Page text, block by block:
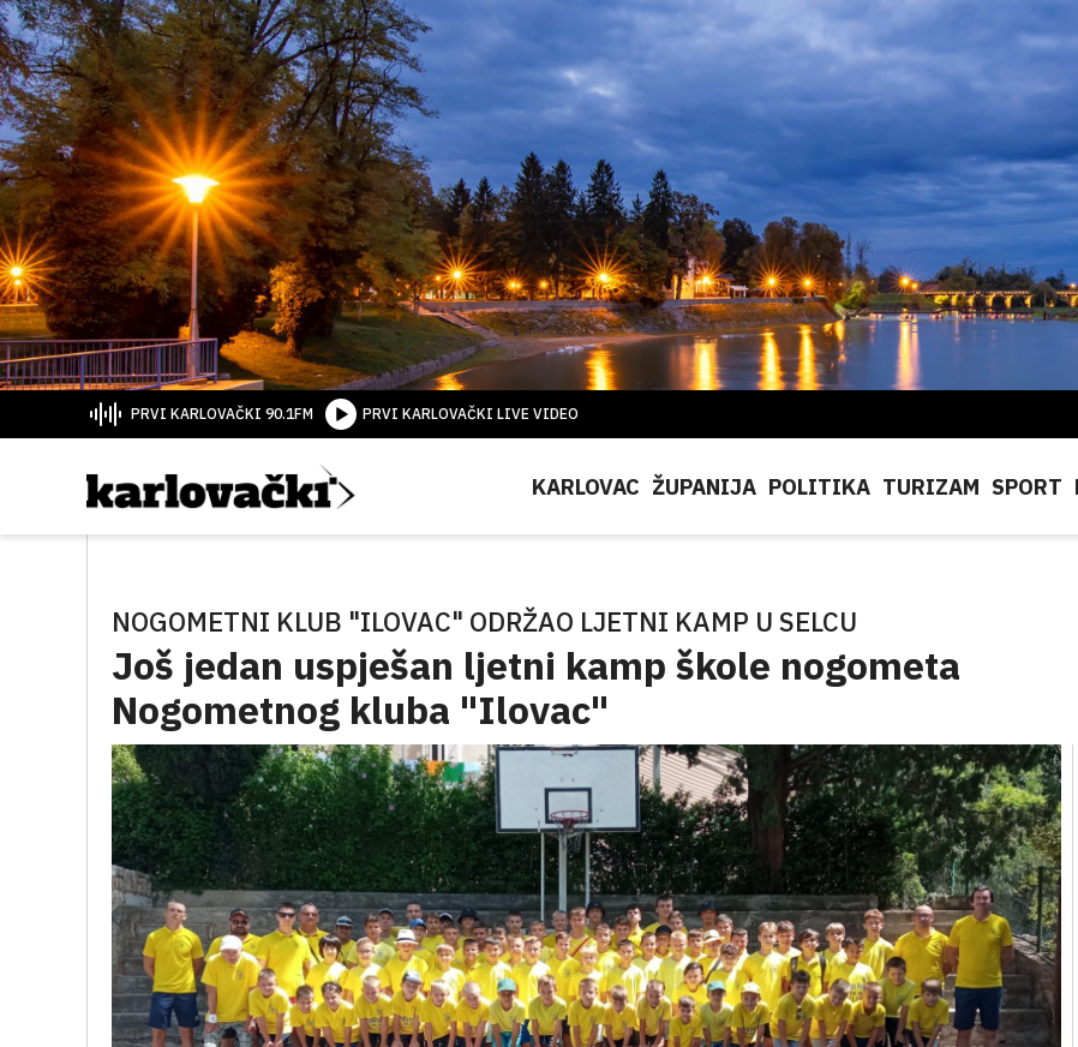
PRVI KARLOVAČKI 90.1FM PRVI KARLOVAČKI LIVE VIDEO
KARLOVAC ŽUPANIJA POLITIKA TURIZAM SPORT
NOGOMETNI KLUB "ILOVAC" ODRŽAO LJETNI KAMP U SELCU
Još jedan uspješan ljetni kamp škole nogometa
Nogometnog kluba "Ilovac"